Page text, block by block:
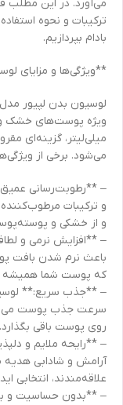
می‌آورد. در این مطلب
ترکیبات و نحوه
بادام بپردازیم.
**ویژگی‌ها و مزایای
لوسیون بدن لپیور
میلی‌لیتر، گزینه‌ای
می‌شود. برخی از
– **رطوبت‌رسانی
و ترکیبات
و از خشکی و
– **افزایش نرمی و
باعث نرم شدن بافت
که پوست شما همیشه
– **جذب سریع:**
سرعت جذب پوست
روی پوست باقی بگذارد.
– **رایحه ملایم و
آرامش و شادابی هدیه
علاقه‌مندند، انتخابی
– **بدون حساسیت و